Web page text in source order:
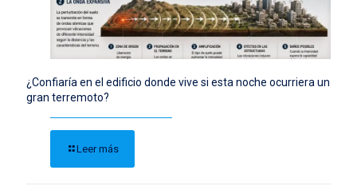
¿Confiaría en el edificio donde vive si esta noche ocurriera un
gran terremoto?
Leer más